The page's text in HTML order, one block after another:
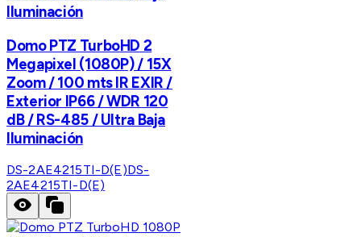
Iluminación
Domo PTZ TurboHD 2
Megapixel (1080P) / 15X
Zoom / 100 mts IR EXIR /
Exterior IP66 / WDR 120
dB / RS-485 / Ultra Baja
Iluminación
DS-2AE4215TI-D(E)DS-
2AE4215TI-D(E)